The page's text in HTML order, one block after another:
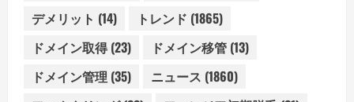
デメリット (14) トレンド (1865)
ドメイン取得(23) ドメイン移管 (13)
ドメイン管理 (35) ニュース (1860)